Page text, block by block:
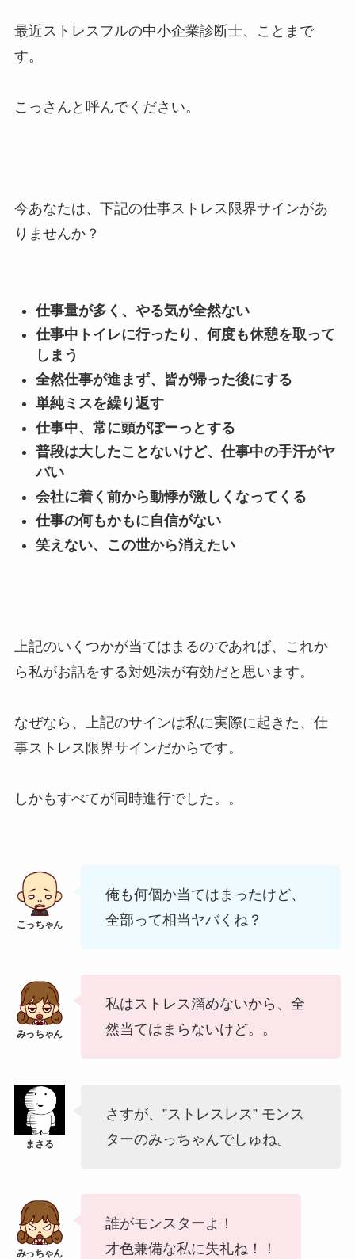
最近ストレスフルの中小企業診断士、ことまで
す。
こっさんと呼んでください。
今あなたは、下記の仕事ストレス限界サインがあ
りませんか？
仕事量が多く、やる気が全然ない
仕事中トイレに行ったり、何度も休憩を取って
しまう
全然仕事が進まず、皆が帰った後にする
単純ミスを繰り返す
仕事中、常に頭がぼーっとする
普段は大したことないけど、仕事中の手汗がヤ
バい
会社に着く前から動悸が激しくなってくる
仕事の何もかもに自信がない
笑えない、この世から消えたい
上記のいくつかが当てはまるのであれば、これか
ら私がお話をする対処法が有効だと思います。
なぜなら、上記のサインは私に実際に起きた、仕
事ストレス限界サインだからです。
しかもすべてが同時進行でした。。
俺も何個か当てはまったけど、
全部って相当ヤバくね？
私はストレス溜めないから、全
然当てはまらないけど。。
さすが、”ストレスレス” モンス
ターのみっちゃんでしゅね。
誰がモンスターよ！
才色兼備な私に失礼ね！！